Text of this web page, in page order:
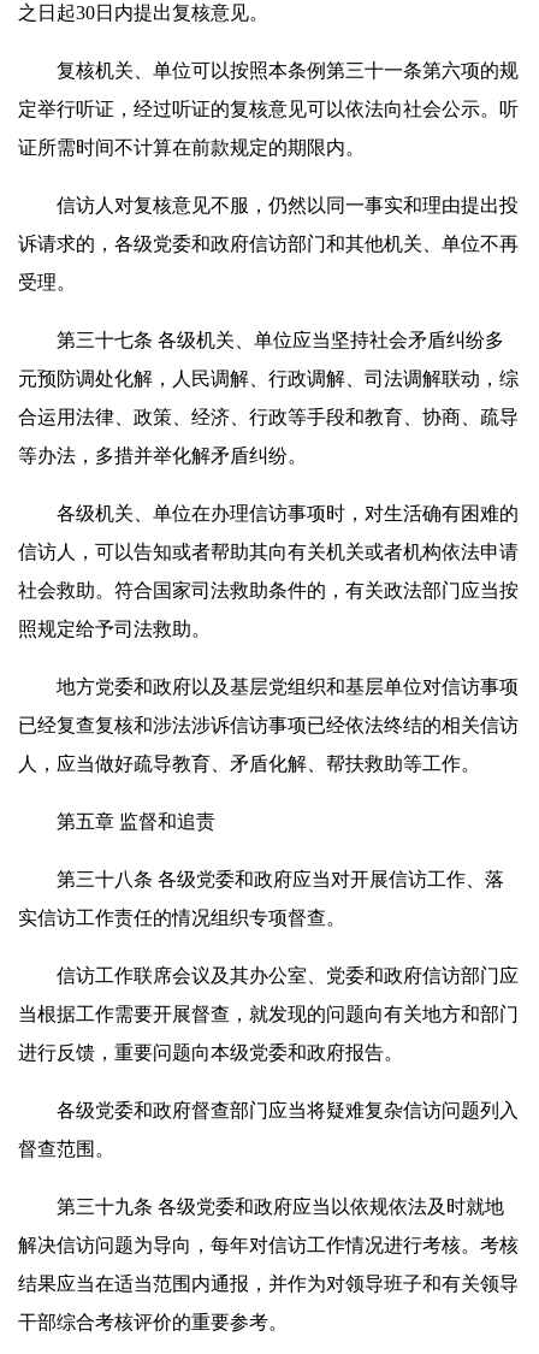
之日起30日内提出复核意见。
复核机关、单位可以按照本条例第三十一条第六项的规
定举行听证，经过听证的复核意见可以依法向社会公示。听
证所需时间不计算在前款规定的期限内。
信访人对复核意见不服，仍然以同一事实和理由提出投
诉请求的，各级党委和政府信访部门和其他机关、单位不再
受理。
第三十七条 各级机关、单位应当坚持社会矛盾纠纷多
元预防调处化解，人民调解、行政调解、司法调解联动，综
合运用法律、政策、经济、行政等手段和教育、协商、疏导
等办法，多措并举化解矛盾纠纷。
各级机关、单位在办理信访事项时，对生活确有困难的
信访人，可以告知或者帮助其向有关机关或者机构依法申请
社会救助。符合国家司法救助条件的，有关政法部门应当按
照规定给予司法救助。
地方党委和政府以及基层党组织和基层单位对信访事项
已经复查复核和涉法涉诉信访事项已经依法终结的相关信访
人，应当做好疏导教育、矛盾化解、帮扶救助等工作。
第五章 监督和追责
第三十八条 各级党委和政府应当对开展信访工作、落
实信访工作责任的情况组织专项督查。
信访工作联席会议及其办公室、党委和政府信访部门应
当根据工作需要开展督查，就发现的问题向有关地方和部门
进行反馈，重要问题向本级党委和政府报告。
各级党委和政府督查部门应当将疑难复杂信访问题列入
督查范围。
第三十九条 各级党委和政府应当以依规依法及时就地
解决信访问题为导向，每年对信访工作情况进行考核。考核
结果应当在适当范围内通报，并作为对领导班子和有关领导
干部综合考核评价的重要参考。